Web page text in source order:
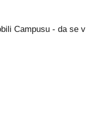
Campusu - da se